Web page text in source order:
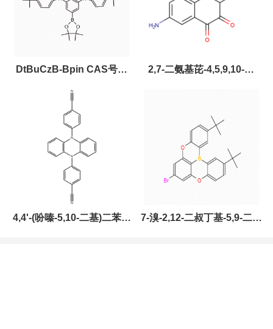
DtBuCzB-Bpin CAS号：
2643331-97-7
2,7-二氨基芘-4,5,9,10-四
现货促销，可分装，高校研
究所 先发后付
4,4'-(吩嗪-5,10-二基)二苯甲 7-溴-2,12-二叔丁基-5,9-二氧